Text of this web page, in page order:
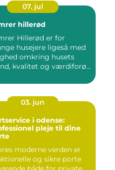
07. jul
hillerød
Hillerød er for
husejere ligeså med
omkring husets
kvalitet og værdiforø...
03. jun
i odense:
pleje til dine
moderne verden er
og sikre porte